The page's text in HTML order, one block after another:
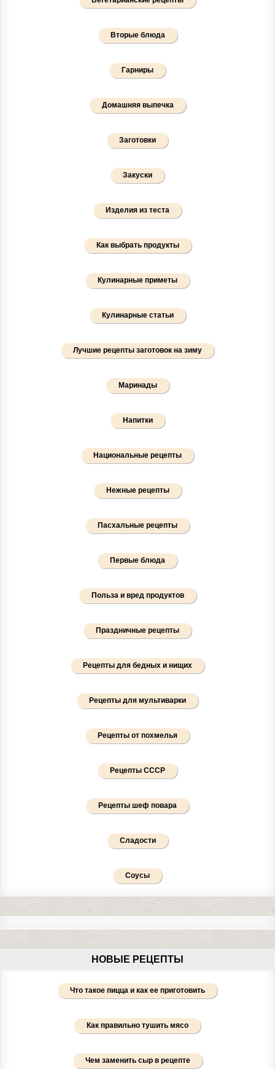
Вторые блюда
Гарниры
Домашняя выпечка
Заготовки
Закуски
Изделия из теста
Как выбрать продукты
Кулинарные приметы
Кулинарные статьи
Лучшие рецепты заготовок на зиму
Маринады
Напитки
Национальные рецепты
Нежные рецепты
Пасхальные рецепты
Первые блюда
Польза и вред продуктов
Праздничные рецепты
Рецепты для бедных и нищих
Рецепты для мультиварки
Рецепты от похмелья
Рецепты СССР
Рецепты шеф повара
Сладости
Соусы
НОВЫЕ РЕЦЕПТЫ
Что такое пицца и как ее приготовить
Как правильно тушить мясо
Чем заменить сыр в рецепте